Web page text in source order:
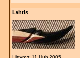
Lehtis
Liittynyt: 11 Huh 2005